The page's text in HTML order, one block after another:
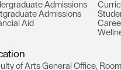
ergraduate Admissions
tgraduate Admissions
ncia Aid
Curric
Stude
Caree
Wel n
ation
u ty of Arts Genera Office, Room